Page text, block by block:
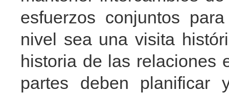
esfuerzos conjuntos
nivel sea una visita
historia de las relaciones
partes deben planificar